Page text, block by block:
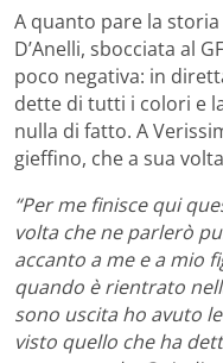
A quanto pare la
D’Anelli, sbocciata al
poco negativa: in
dette di tutti i colori e
nulla di fatto. A
gieffino, che a sua
“Per me finisce qui
volta che ne parlerò
accanto a me e a mio
quando è rientrato
sono uscita ho avuto
visto quello che ha